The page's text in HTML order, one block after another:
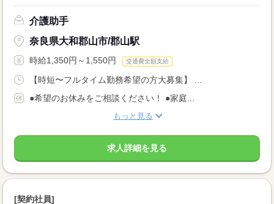
介護助手
奈良県大和郡山市/郡山駅
時給1,350円～1,550円 交通費全額支給
【時短〜フルタイム勤務希望の方大募集】 ...
●希望のお休みをご相談ください！ ●家庭...
もっと見る
求人詳細を見る
[契約社員]